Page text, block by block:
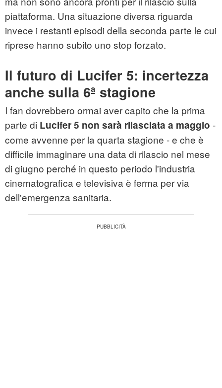
piattaforma. Una situazione diversa riguarda
invece i restanti episodi della seconda parte le cui
riprese hanno subito uno stop forzato.
Il futuro di Lucifer 5: incertezza
anche sulla 6ª stagione
I fan dovrebbero ormai aver capito che la prima
parte di Lucifer 5 non sarà rilasciata a maggio -
come avvenne per la quarta stagione - e che è
difficile immaginare una data di rilascio nel mese
di giugno perché in questo periodo l'industria
cinematografica e televisiva è ferma per via
dell'emergenza sanitaria.